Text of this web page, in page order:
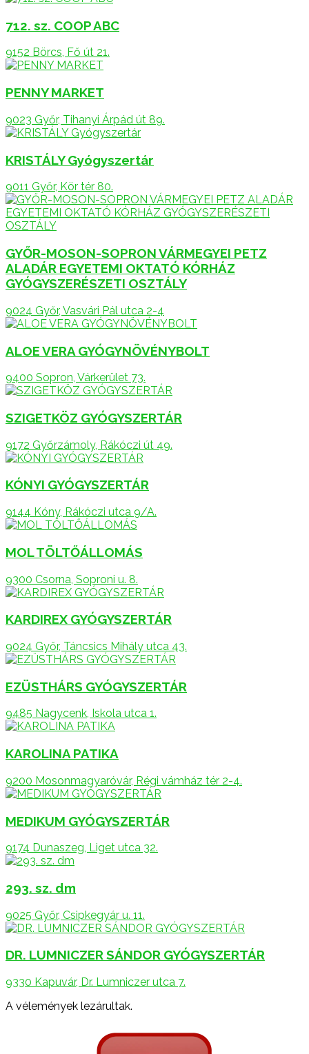
712. sz. COOP ABC
9152 Börcs, Fő út 21.
PENNY MARKET
9023 Győr, Tihanyi Árpád út 89.
KRISTÁLY Gyógyszertár
9011 Győr, Kör tér 80.
GYŐR-MOSON-SOPRON VÁRMEGYEI PETZ
ALADÁR EGYETEMI OKTATÓ KÓRHÁZ
GYÓGYSZERÉSZETI OSZTÁLY
9024 Győr, Vasvári Pál utca 2-4
ALOE VERA GYÓGYNÖVÉNYBOLT
9400 Sopron, Várkerület 73.
SZIGETKÖZ GYÓGYSZERTÁR
9172 Győrzámoly, Rákóczi út 49.
KÓNYI GYÓGYSZERTÁR
9144 Kóny, Rákóczi utca 9/A.
MOL TÖLTŐÁLLOMÁS
9300 Csorna, Soproni u. 8.
KARDIREX GYÓGYSZERTÁR
9024 Győr, Táncsics Mihály utca 43.
EZÜSTHÁRS GYÓGYSZERTÁR
9485 Nagycenk, Iskola utca 1.
KAROLINA PATIKA
9200 Mosonmagyaróvár, Régi vámház tér 2-4.
MEDIKUM GYÓGYSZERTÁR
9174 Dunaszeg, Liget utca 32.
293. sz. dm
9025 Győr, Csipkegyár u. 11.
DR. LUMNICZER SÁNDOR GYÓGYSZERTÁR
9330 Kapuvár, Dr. Lumniczer utca 7.
A vélemények lezárultak.